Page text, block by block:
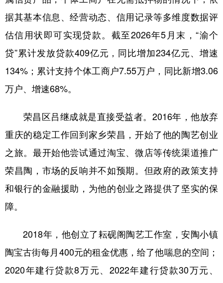
据其基本信息、经营动态、信用记录等多维度数据评
估信用状即可实现贷款。截至2026年5月末，“渝个
贷”累计发放贷款409亿元，同比增加234亿元、增速
134%；累计支持个体工商户7.55万户，同比新增3.06
万户、增速68%。
荣昌区吕继成就是直接受益者。2016年，他放弃
重庆的稳定工作回到家乡荣昌，开始了他的陶艺创业
之旅。最开始他尝试通过淘宝、微店等传统渠道推广
荣昌陶，市场的反响并不如预期。但政府的政策支持
和银行的金融援助，为他的创业之路提供了坚实的保
障。
2018年，他创立了耘砚阁陶艺工作室，安陶小镇
陶宝古街每月400元的租金优惠，给了他喘息的空间；
2020年建行贷款8万元、2022年建行贷款30万元、